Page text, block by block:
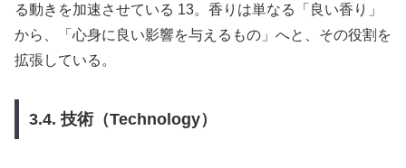
る動きを加速させている 13。香りは単なる「良い香り」
から、「心身に良い影響を与えるもの」へと、その役割を
拡張している。
3.4. 技術（Technology）